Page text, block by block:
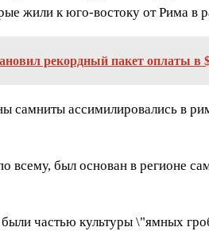
жили к юго-востоку от Рима в
рекордный пакет оплаты в
самниты ассимилировались в
был основан в регионе
частью культуры \"ямных